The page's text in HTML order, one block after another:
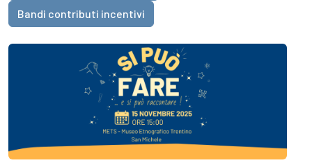
Bandi contributi incentivi